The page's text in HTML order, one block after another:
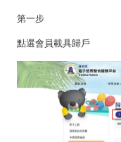
第一步
點選會員載具歸戶